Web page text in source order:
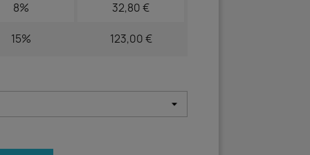
8% 32,80 €
15% 123,00 €